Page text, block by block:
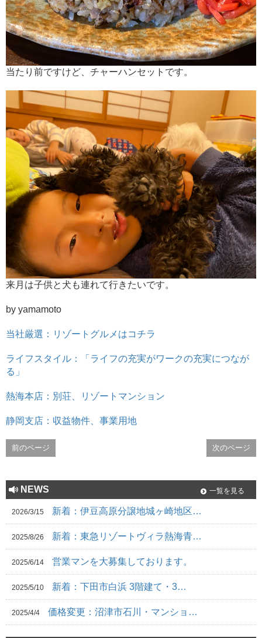
当たり前ですけど、チャーハンセットです。
来月は子供と犬も連れて行きたいです。
by yamamoto
当社厳選：リゾートグルメはコチラ
ライフスタイル：「ライフの充実がワークの充実につなが
る」
熱海本店：別荘、リゾートマンション
静岡支店：収益物件、事業用地
前のページ 次のページ
NEWS 一覧を見る
2026/3/15 新着：伊豆高原分譲地城ヶ崎地区…
2025/8/26 新着：東急リゾートヴィラ熱海青…
2025/6/14 営業マンを大募集しております。
2025/5/10 新着：下田市白浜 3階建て・3…
2025/4/4 価格変更：沼津市石川・マンショ…